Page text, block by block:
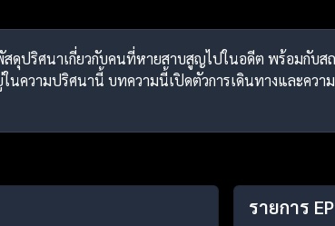
สดุปริศนาเกี่ยวกับคนที่หายสาบสูญไปในอดีต พร้อมกับ
ความปริศนานี้ บทความนี้เปิดตัวการเดินทางและควา
รายการ EP